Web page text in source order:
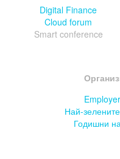
Digital Finance
Cloud forum
Smart conference
Най-
Годишни